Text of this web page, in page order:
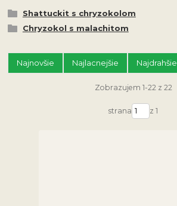
Shattuckit s chryzokolom
Chryzokol s malachitom
Najnovšie Najlacnejšie Najdrahšie
Zobrazujem 1-22 z 22
strana z 1